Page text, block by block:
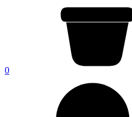
0